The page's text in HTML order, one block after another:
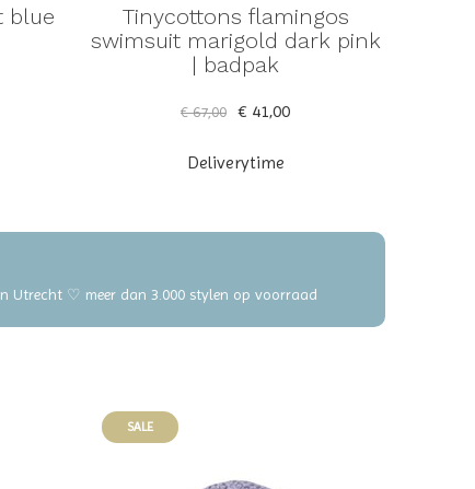
blue
Tinycottons flamingos
swimsuit marigold dark pink
| badpak
€ 67,00 € 41,00
Deliverytime
Utrecht ♡ meer dan 3.000 stylen op voorraad
SALE